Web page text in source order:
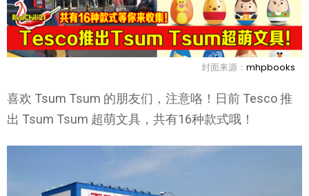
封面来源： mhpbooks
喜欢 Tsum Tsum 的朋友们，注意咯！日前 Tesco 推
出 Tsum Tsum 超萌文具，共有16种款式哦！